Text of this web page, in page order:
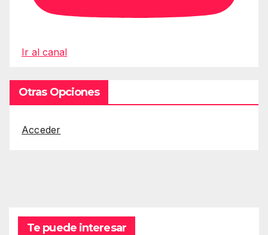
Ir al canal
Otras Opciones
Acceder
Te puede interesar